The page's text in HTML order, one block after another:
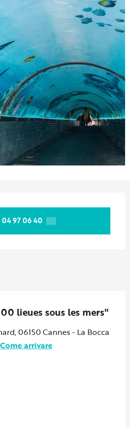
04 97 06 40 ▒▒
lieues sous les mers"
06150 Cannes - La Bocca
Come arrivare